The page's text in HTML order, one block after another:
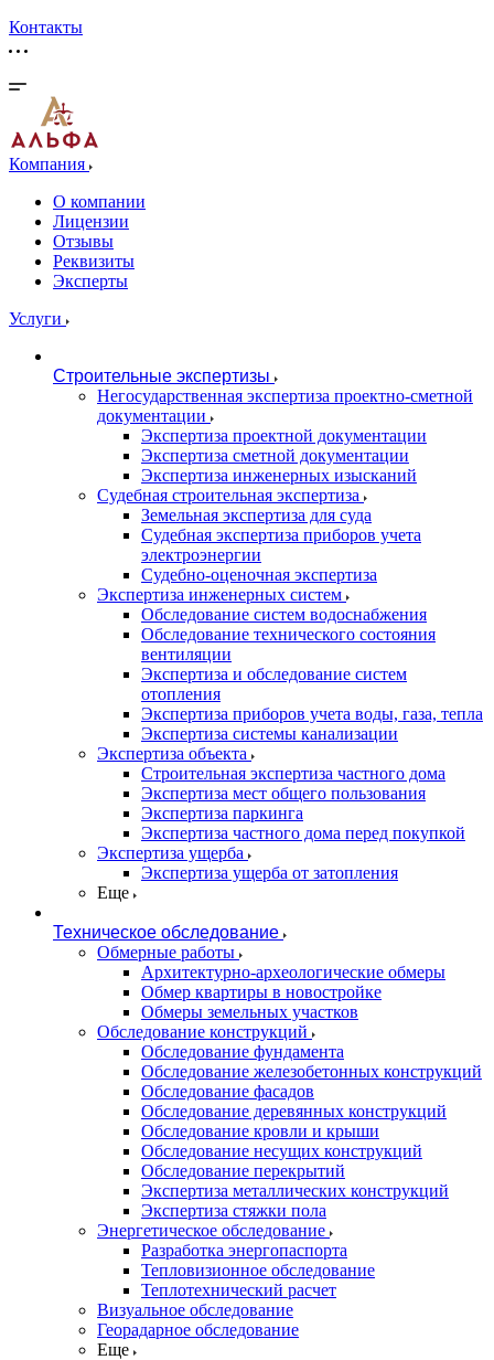
Контакты
Компания
О компании
Лицензии
Отзывы
Реквизиты
Эксперты
Услуги
Строительные экспертизы
Негосударственная экспертиза проектно-сметной
документации
Экспертиза проектной документации
Экспертиза сметной документации
Экспертиза инженерных изысканий
Судебная строительная экспертиза
Земельная экспертиза для суда
Судебная экспертиза приборов учета
электроэнергии
Судебно-оценочная экспертиза
Экспертиза инженерных систем
Обследование систем водоснабжения
Обследование технического состояния
вентиляции
Экспертиза и обследование систем
отопления
Экспертиза приборов учета воды, газа, тепла
Экспертиза системы канализации
Экспертиза объекта
Строительная экспертиза частного дома
Экспертиза мест общего пользования
Экспертиза паркинга
Экспертиза частного дома перед покупкой
Экспертиза ущерба
Экспертиза ущерба от затопления
Еще
Техническое обследование
Обмерные работы
Архитектурно-археологические обмеры
Обмер квартиры в новостройке
Обмеры земельных участков
Обследование конструкций
Обследование фундамента
Обследование железобетонных конструкций
Обследование фасадов
Обследование деревянных конструкций
Обследование кровли и крыши
Обследование несущих конструкций
Обследование перекрытий
Экспертиза металлических конструкций
Экспертиза стяжки пола
Энергетическое обследование
Разработка энергопаспорта
Тепловизионное обследование
Теплотехнический расчет
Визуальное обследование
Георадарное обследование
Еще